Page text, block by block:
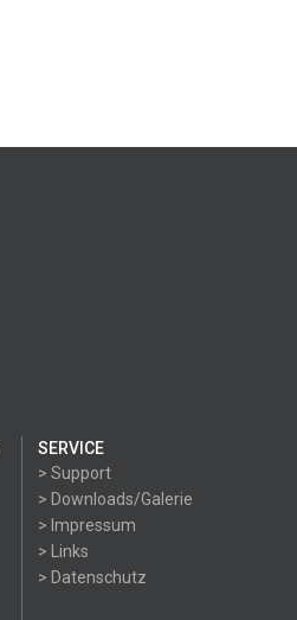
SERVICE
> Support
> Downloads/Galerie
> Impressum
> Links
> Datenschutz